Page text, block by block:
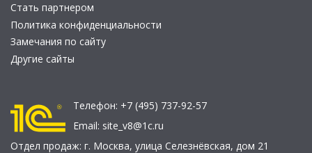
Стать партнером
Политика конфиденциальности
Замечания по сайту
Другие сайты
Телефон: +7 (495) 737-92-57
Email: site_v8@1c.ru
Отдел продаж: г. Москва, улица Селезнёвская, дом 21